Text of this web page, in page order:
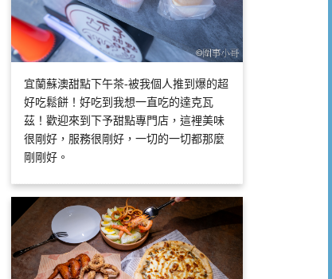
宜蘭蘇澳甜點下午茶-被我個人推到爆的超
好吃鬆餅！好吃到我想一直吃的達克瓦
茲！歡迎來到下予甜點專門店，這裡美味
很剛好，服務很剛好，一切的一切都那麼
剛剛好。